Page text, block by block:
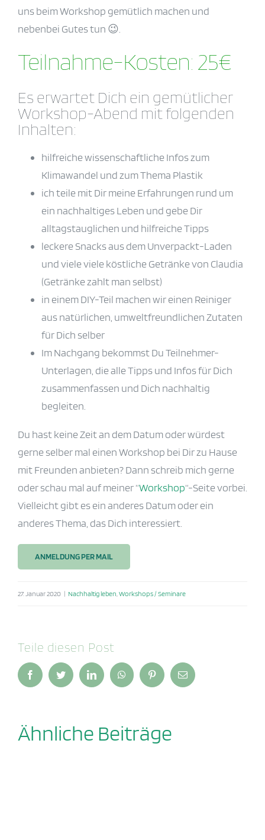
uns beim Workshop gemütlich machen und
nebenbei Gutes tun 😉.
Teilnahme-Kosten: 25€
Es erwartet Dich ein gemütlicher
Workshop-Abend mit folgenden
Inhalten:
hilfreiche wissenschaftliche Infos zum
Klimawandel und zum Thema Plastik
ich teile mit Dir meine Erfahrungen rund um
ein nachhaltiges Leben und gebe Dir
alltagstauglichen und hilfreiche Tipps
leckere Snacks aus dem Unverpackt-Laden
und viele viele köstliche Getränke von Claudia
(Getränke zahlt man selbst)
in einem DIY-Teil machen wir einen Reiniger
aus natürlichen, umweltfreundlichen Zutaten
für Dich selber
Im Nachgang bekommst Du Teilnehmer-
Unterlagen, die alle Tipps und Infos für Dich
zusammenfassen und Dich nachhaltig
begleiten.
Du hast keine Zeit an dem Datum oder würdest
gerne selber mal einen Workshop bei Dir zu Hause
mit Freunden anbieten? Dann schreib mich gerne
oder schau mal auf meiner “Workshop“-Seite vorbei.
Vielleicht gibt es ein anderes Datum oder ein
anderes Thema, das Dich interessiert.
ANMELDUNG PER MAIL
27. Januar 2020 | Nachhaltig leben,Workshops / Seminare
Teile diesen Post
FacebookTwitter LinkedIn WhatsAppPinterestE-
Mail
Ähnliche Beiträge